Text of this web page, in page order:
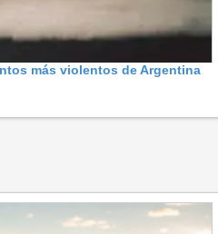
más violentos de Argentina